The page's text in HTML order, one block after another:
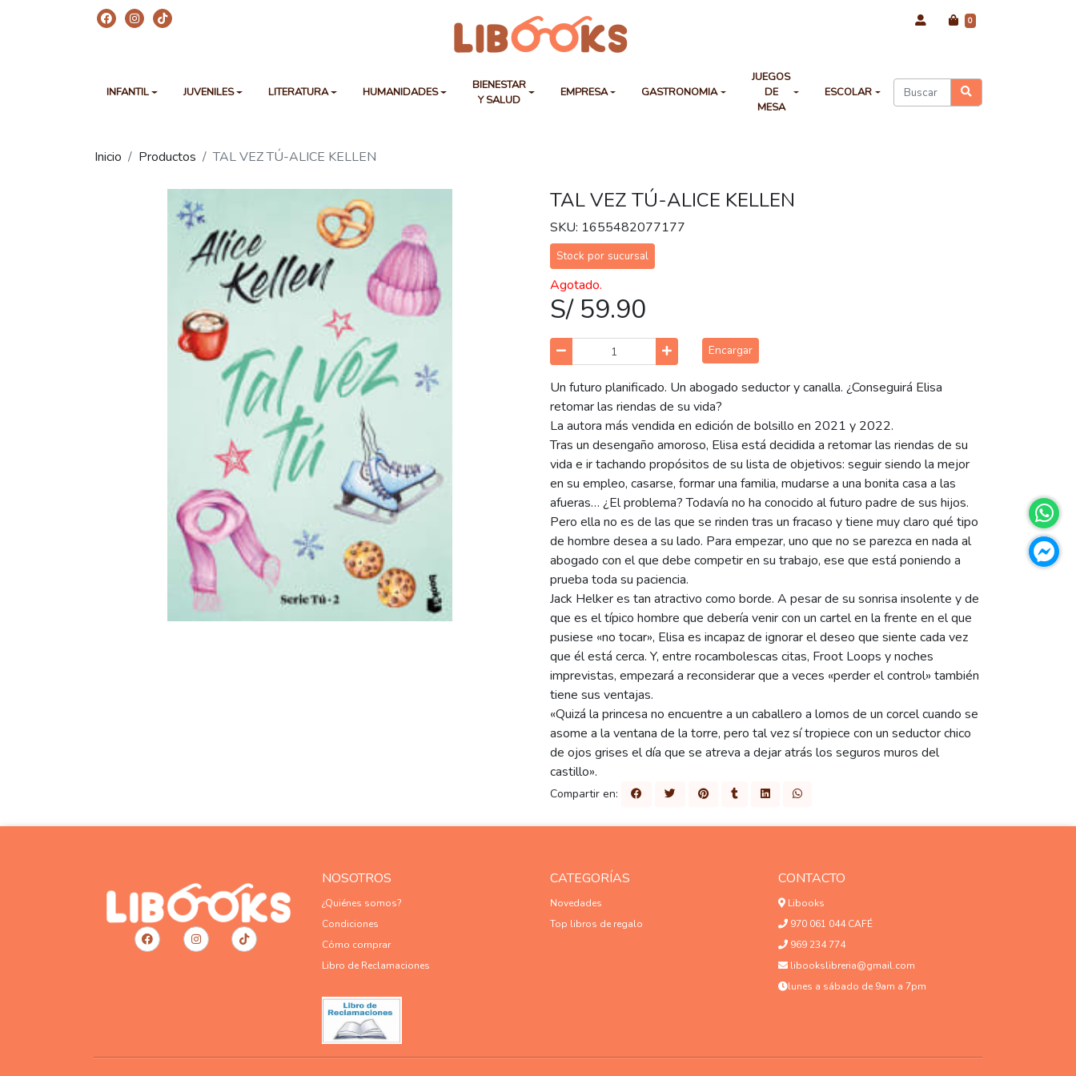
0
INFANTIL JUVENILES LITERATURA HUMANIDADES
BIENESTAR
Y SALUD
EMPRESA GASTRONOMIA
JUEGOS
DE
MESA
ESCOLAR
Inicio Productos TAL VEZ TÚ-ALICE KELLEN
TAL VEZ TÚ-ALICE KELLEN
SKU: 1655482077177
Stock por sucursal
Agotado.
S/ 59.90
Encargar
Un futuro planificado. Un abogado seductor y canalla. ¿Conseguirá Elisa
retomar las riendas de su vida?
La autora más vendida en edición de bolsillo en 2021 y 2022.
Tras un desengaño amoroso, Elisa está decidida a retomar las riendas de su
vida e ir tachando propósitos de su lista de objetivos: seguir siendo la mejor
en su empleo, casarse, formar una familia, mudarse a una bonita casa a las
afueras… ¿El problema? Todavía no ha conocido al futuro padre de sus hijos.
Pero ella no es de las que se rinden tras un fracaso y tiene muy claro qué tipo
de hombre desea a su lado. Para empezar, uno que no se parezca en nada al
abogado con el que debe competir en su trabajo, ese que está poniendo a
prueba toda su paciencia.
Jack Helker es tan atractivo como borde. A pesar de su sonrisa insolente y de
que es el típico hombre que debería venir con un cartel en la frente en el que
pusiese «no tocar», Elisa es incapaz de ignorar el deseo que siente cada vez
que él está cerca. Y, entre rocambolescas citas, Froot Loops y noches
imprevistas, empezará a reconsiderar que a veces «perder el control» también
tiene sus ventajas.
«Quizá la princesa no encuentre a un caballero a lomos de un corcel cuando se
asome a la ventana de la torre, pero tal vez sí tropiece con un seductor chico
de ojos grises el día que se atreva a dejar atrás los seguros muros del
castillo».
Compartir en:
NOSOTROS
¿Quiénes somos?
Condiciones
Cómo comprar
Libro de Reclamaciones
CATEGORÍAS
Novedades
Top libros de regalo
CONTACTO
Libooks
970 061 044 CAFÉ
969 234 774
libookslibreria@gmail.com
lunes a sábado de 9am a 7pm